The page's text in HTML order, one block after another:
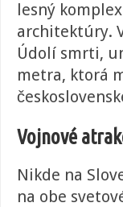
lesný
architektúry.
Údolí smrti,
metra, ktorá
Vojnové
Nikde na
na obe